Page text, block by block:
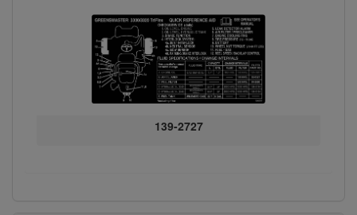
139-2727